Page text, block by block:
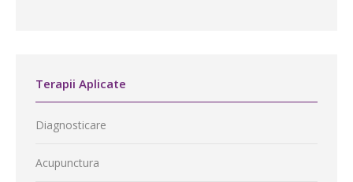
Terapii Aplicate
Diagnosticare
Acupunctura